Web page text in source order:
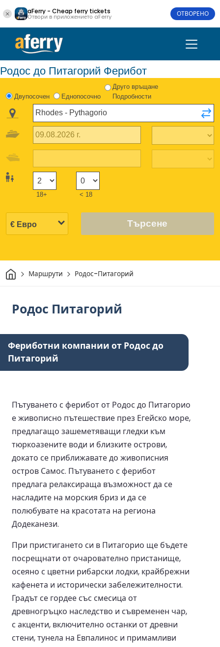
aFerry - Cheap ferry tickets
Отвори в приложението aFerry ОТВОРЕНО
Родос до Питагорий Ферибот
Двупосочен Еднопосочно
Друго връщане
Подробности
18+ < 18
Търсене
Начало
Маршрути Родос-Питагорий
Родос Питагорий
Фериботни компании от Родос до
Питагорий
Пътуването с ферибот от Родос до Питагорио
е живописно пътешествие през Егейско море,
предлагащо зашеметяващи гледки към
тюркоазените води и близките острови,
докато се приближавате до живописния
остров Самос. Пътуването с ферибот
предлага релаксираща възможност да се
насладите на морския бриз и да се
полюбувате на красотата на региона
Додеканези.
При пристигането си в Питагорио ще бъдете
посрещнати от очарователно пристанище,
осеяно с цветни рибарски лодки, крайбрежни
кафенета и исторически забележителности.
Градът се гордее със смесица от
древногръцко наследство и съвременен чар,
с акценти, включително останки от древни
стени, тунела на Евпалинос и примамливи